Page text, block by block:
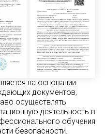
на основании
документов,
осуществлять
деятельность в
обучения
безопасности.